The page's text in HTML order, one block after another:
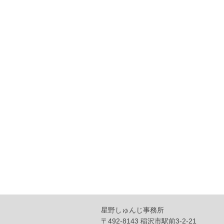
星野しゅんじ事務所
〒492-8143 稲沢市駅前3-2-21